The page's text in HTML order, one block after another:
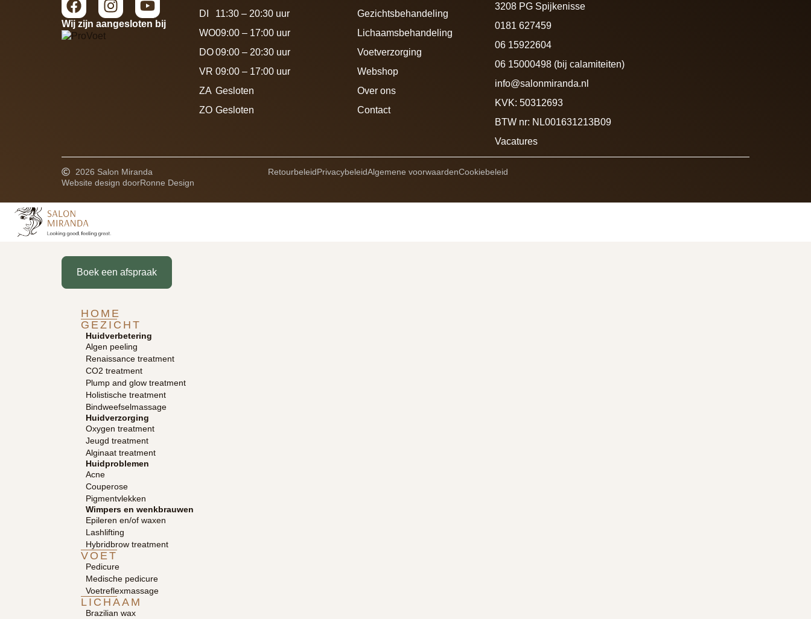
Wij zijn aangesloten bij
DI
WO
DO
VR
ZA
ZO
11:30 – 20:30 uur
09:00 – 17:00 uur
09:00 – 20:30 uur
09:00 – 17:00 uur
Gesloten
Gesloten
Gezichtsbehandeling
Lichaamsbehandeling
Voetverzorging
Webshop
Over ons
Contact
3208 PG Spijkenisse
0181 627459
06 15922604
06 15000498 (bij calamiteiten)
info@salonmiranda.nl
KVK: 50312693
BTW nr: NL001631213B09
Vacatures
2026 Salon Miranda
Website design doorRonne Design
RetourbeleidPrivacybeleidAlgemene voorwaardenCookiebeleid
Boek een afspraak
HOME
GEZICHT
Huidverbetering
Algen peeling
Renaissance treatment
CO2 treatment
Plump and glow treatment
Holistische treatment
Bindweefselmassage
Huidverzorging
Oxygen treatment
Jeugd treatment
Alginaat treatment
Huidproblemen
Acne
Couperose
Pigmentvlekken
Wimpers en wenkbrauwen
Epileren en/of waxen
Lashlifting
Hybridbrow treatment
VOET
Pedicure
Medische pedicure
Voetreflexmassage
LICHAAM
Brazilian wax